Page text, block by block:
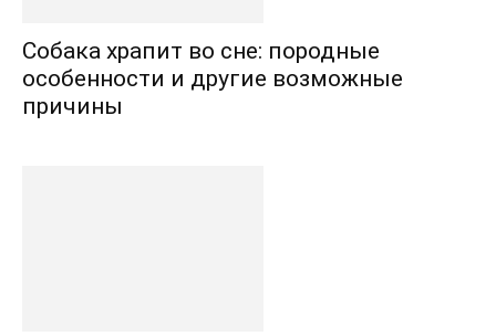
Собака храпит во сне: породные
особенности и другие возможные
причины